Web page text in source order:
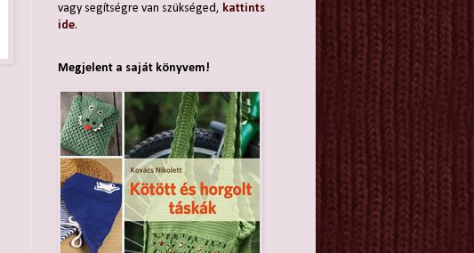
vagy segítségre van szükséged, kattints
ide.
Megjelent a saját könyvem!